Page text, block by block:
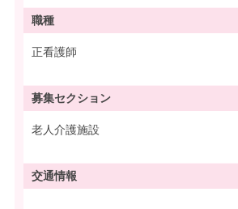
職種
正看護師
募集セクション
老人介護施設
交通情報